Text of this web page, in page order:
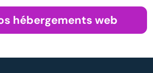
hébergements web